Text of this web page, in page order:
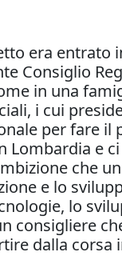
era entrato
Consiglio
in una
i cui
per fare
Lombardia e
che
e lo
lo
consigliere
dalla corsa